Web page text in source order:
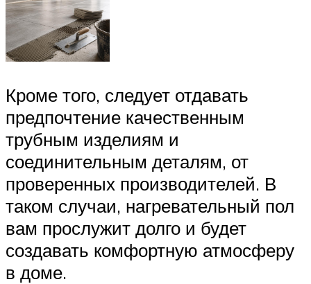
Кроме того, следует отдавать
предпочтение качественным
трубным изделиям и
соединительным деталям, от
проверенных производителей. В
таком случаи, нагревательный пол
вам прослужит долго и будет
создавать комфортную атмосферу
в доме.